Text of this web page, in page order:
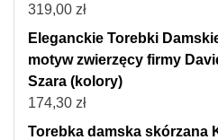
319,00 zł
Eleganckie Torebki
motyw zwierzęcy firmy
Szara (kolory)
174,30 zł
Torebka damska skórzana